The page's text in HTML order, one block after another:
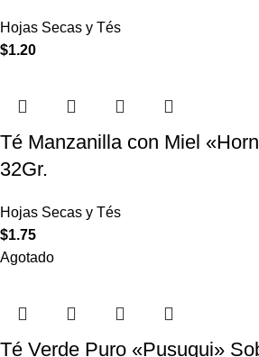
Hojas Secas y Tés
$1.20
Té Manzanilla con Miel
32Gr.
Hojas Secas y Tés
$1.75
Agotado
Té Verde Puro «Pusuqui»